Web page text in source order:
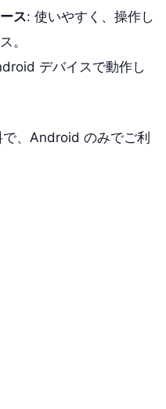
ス: 使いやすく、操作し
。
デバイスで動作し
、Android のみでご利